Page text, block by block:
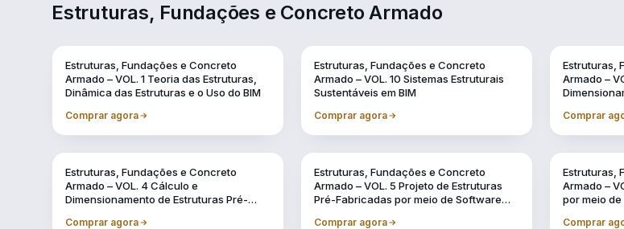
Estruturas, Fundações e Concreto Armado
Estruturas, Fundações e Concreto
Armado – VOL. 1 Teoria das Estruturas,
Dinâmica das Estruturas e o Uso do BIM
Comprar agora
Estruturas, Fundações e Concreto
Armado – VOL. 10 Sistemas Estruturais
Sustentáveis em BIM
Comprar agora
Estruturas,
Armado –
Comprar
Estruturas, Fundações e Concreto
Armado – VOL. 4 Cálculo e
Dimensionamento de Estruturas Pré-
Comprar agora
Estruturas, Fundações e Concreto
Armado – VOL. 5 Projeto de Estruturas
Pré-Fabricadas por meio de Software
Comprar agora
Estruturas,
Armado –
por meio
Comprar